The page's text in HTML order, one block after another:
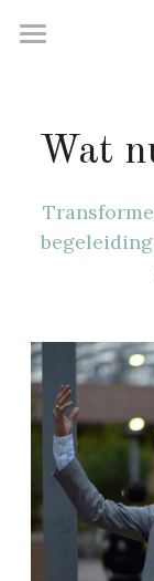
Over ons
Wat